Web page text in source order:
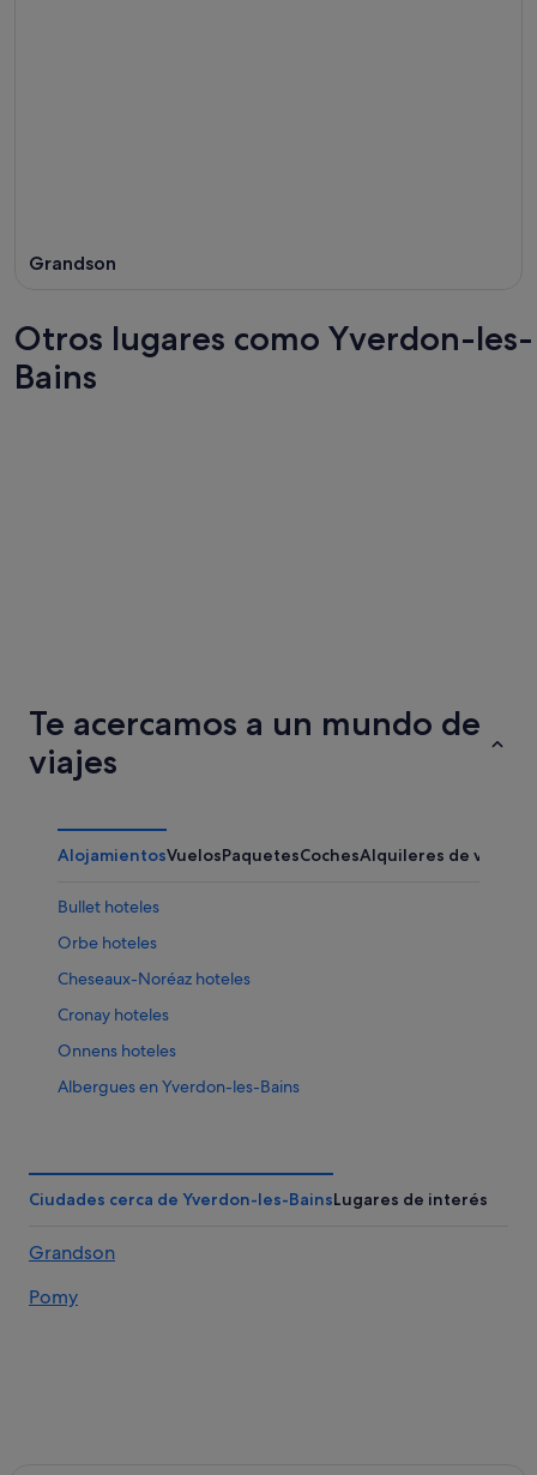
Grandson
Otros lugares como Yverdon-les-
Bains
Te acercamos a un mundo de
viajes
AlojamientosVuelosPaquetesCochesAlquileres de
Bullet hoteles
Orbe hoteles
Cheseaux-Noréaz hoteles
Cronay hoteles
Onnens hoteles
Albergues en Yverdon-les-Bains
Ciudades cerca de Yverdon-les-BainsLugares de interés
Grandson
Pomy